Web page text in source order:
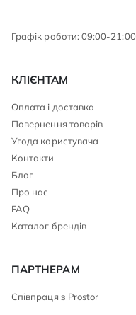
Графік роботи: 09:00-21:00
КЛІЄНТАМ
Оплата і доставка
Повернення товарів
Угода користувача
Контакти
Блог
Про нас
FAQ
Каталог брендів
ПАРТНЕРАМ
Співпраця з Prostor